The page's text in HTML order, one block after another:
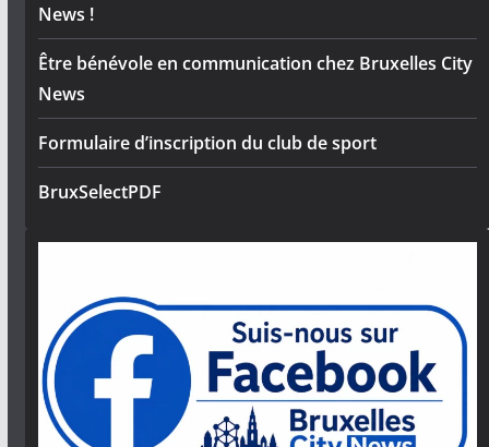
News !
Être bénévole en communication chez Bruxelles City
News
Formulaire d’inscription du club de sport
BruxSelectPDF